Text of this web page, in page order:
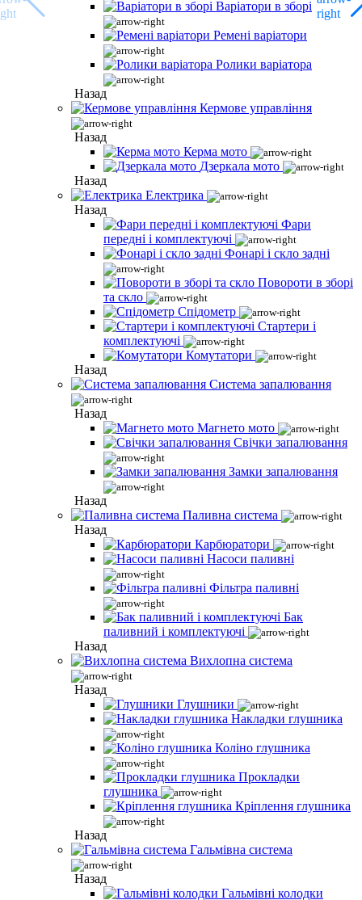
Варіатори в зборі
Ремені варіатори
Ролики варіатора
Назад
Кермове управління
Назад
Керма мото
Дзеркала мото
Назад
Електрика
Назад
Фари
передні і комплектуючі
Фонарі і скло задні
Повороти в зборі
та скло
Спідометр
Стартери і
комплектуючі
Комутатори
Назад
Система запалювання
Назад
Магнето мото
Свічки запалювання
Замки запалювання
Назад
Паливна система
Назад
Карбюратори
Насоси паливні
Фільтра паливні
Бак
паливний і комплектуючі
Назад
Вихлопна система
Назад
Глушники
Накладки глушника
Коліно глушника
Прокладки
глушника
Кріплення глушника
Назад
Гальмівна система
Назад
Гальмівні колодки